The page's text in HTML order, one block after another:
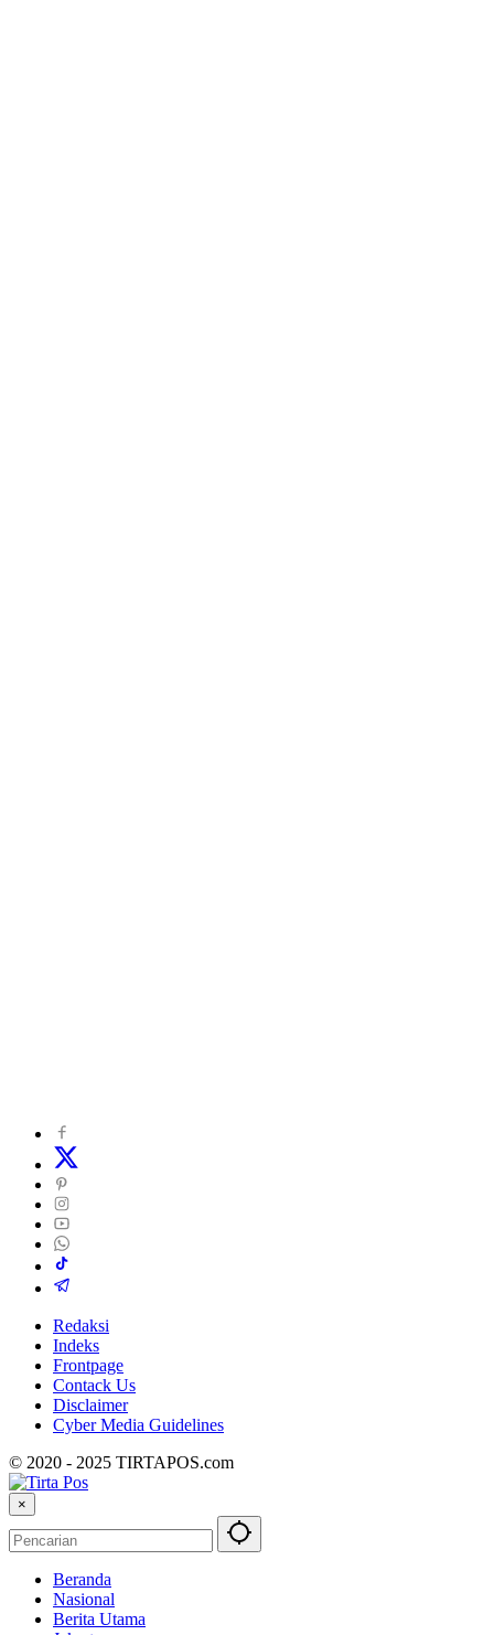
Redaksi
Indeks
Frontpage
Contack Us
Disclaimer
Cyber ​​Media Guidelines
© 2020 - 2025 TIRTAPOS.com
×
Beranda
Nasional
Berita Utama